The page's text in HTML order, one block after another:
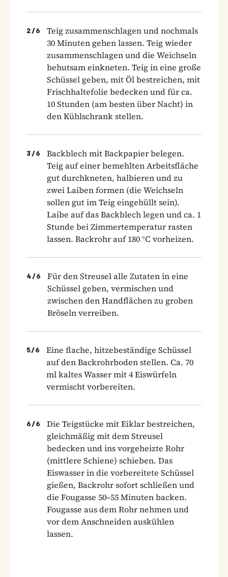
2 /6
Teig zusammenschlagen und nochmals
30 Minuten gehen lassen. Teig wieder
zusammenschlagen und die Weichseln
behutsam einkneten. Teig in eine große
Schüssel geben, mit Öl bestreichen, mit
Frischhaltefolie bedecken und für ca.
10 Stunden (am besten über Nacht) in
den Kühlschrank stellen.
3 /6
Backblech mit Backpapier belegen.
Teig auf einer bemehlten Arbeitsfläche
gut durchkneten, halbieren und zu
zwei Laiben formen (die Weichseln
sollen gut im Teig eingehüllt sein).
Laibe auf das Backblech legen und ca. 1
Stunde bei Zimmertemperatur rasten
lassen. Backrohr auf 180 °C vorheizen.
4 /6
Für den Streusel alle Zutaten in eine
Schüssel geben, vermischen und
zwischen den Handflächen zu groben
Bröseln verreiben.
5/6
Eine flache, hitzebeständige Schüssel
auf den Backrohrboden stellen. Ca. 70
ml kaltes Wasser mit 4 Eiswürfeln
vermischt vorbereiten.
6/6
Die Teigstücke mit Eiklar bestreichen,
gleichmäßig mit dem Streusel
bedecken und ins vorgeheizte Rohr
(mittlere Schiene) schieben. Das
Eiswasser in die vorbereitete Schüssel
gießen, Backrohr sofort schließen und
die Fougasse 50–55 Minuten backen.
Fougasse aus dem Rohr nehmen und
vor dem Anschneiden auskühlen
lassen.